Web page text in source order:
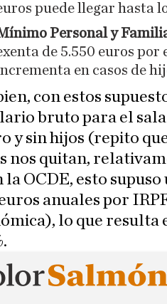
puede llegar hasta
Personal y
de 5.550 euros
en casos de
con estos
bruto para el
y sin hijos (repito
nos quitan,
la OCDE, esto
anuales por
lo que resulta